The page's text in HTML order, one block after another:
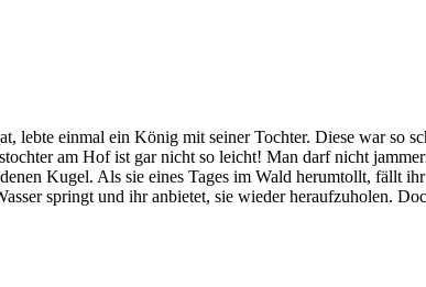
lebte einmal ein König mit seiner Tochter. Diese war so
am Hof ist gar nicht so leicht! Man darf nicht
Kugel. Als sie eines Tages im Wald herumtollt, fällt
springt und ihr anbietet, sie wieder heraufzuholen.